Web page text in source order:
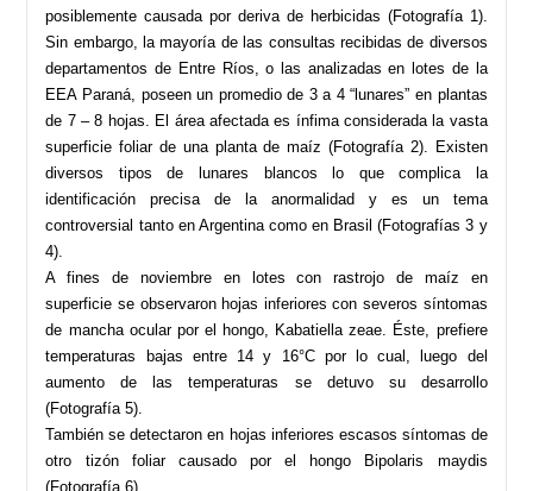
posiblemente causada por deriva de herbicidas (Fotografía 1).
Sin embargo, la mayoría de las consultas recibidas de diversos
departamentos de Entre Ríos, o las analizadas en lotes de la
EEA Paraná, poseen un promedio de 3 a 4 “lunares” en plantas
de 7 – 8 hojas. El área afectada es ínfima considerada la vasta
superficie foliar de una planta de maíz (Fotografía 2). Existen
diversos tipos de lunares blancos lo que complica la
identificación precisa de la anormalidad y es un tema
controversial tanto en Argentina como en Brasil (Fotografías 3 y
4).
A fines de noviembre en lotes con rastrojo de maíz en
superficie se observaron hojas inferiores con severos síntomas
de mancha ocular por el hongo, Kabatiella zeae. Éste, prefiere
temperaturas bajas entre 14 y 16°C por lo cual, luego del
aumento de las temperaturas se detuvo su desarrollo
(Fotografía 5).
También se detectaron en hojas inferiores escasos síntomas de
otro tizón foliar causado por el hongo Bipolaris maydis
(Fotografía 6).